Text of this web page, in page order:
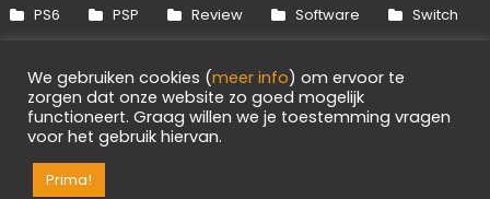
PS6
PSP Review Software
Switch
Xbox 360
Xbox One Xbox Series
We gebruiken cookies (meer info) om ervoor te
zorgen dat onze website zo goed mogelijk
functioneert. Graag willen we je toestemming vragen
voor het gebruik hiervan.
Prima!